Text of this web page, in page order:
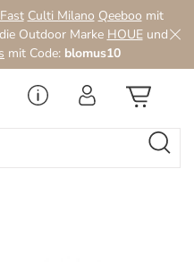
Fast Culti Milano Qeeboo mit
Outdoor Marke HOUEund
mit Code: blomus10